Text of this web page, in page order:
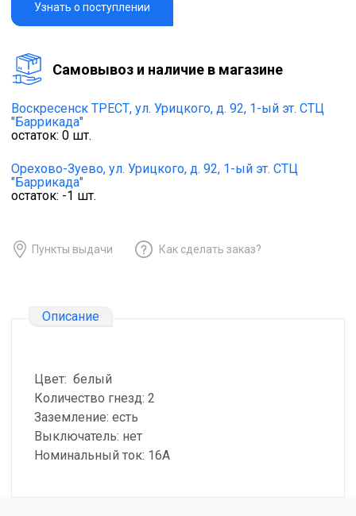
Узнать о поступлении
Cамовывоз и наличие в магазине
Воскресенск ТРЕСТ, ул. Урицкого, д. 92, 1-ый эт. СТЦ
"Баррикада"
остаток: 0 шт.
Орехово-Зуево, ул. Урицкого, д. 92, 1-ый эт. СТЦ
"Баррикада"
остаток: -1 шт.
Пункты выдачи Как сделать заказ?
Описание
Цвет: белый
Количество гнезд: 2
Заземление: есть
Выключатель: нет
Номинальный ток: 16А